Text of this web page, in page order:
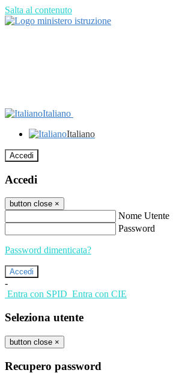
Salta al contenuto
Italiano
Italiano
Accedi
Accedi
button close ×
Nome Utente
Password
Password dimenticata?
-
Entra con SPID Entra con CIE
Seleziona utente
button close ×
Recupero password